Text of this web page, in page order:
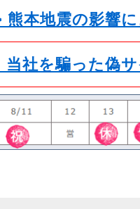
本地震の影響
当社を騙った偽